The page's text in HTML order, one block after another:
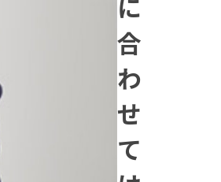
合
わ
せ
て